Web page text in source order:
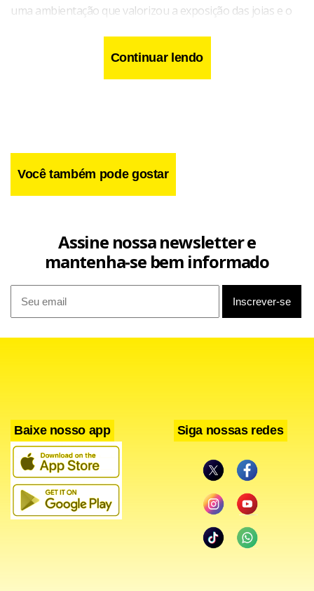
uma ambientação que valorizou a exposição das joias e o
lançamento do livro.
Continuar lendo
Você também pode gostar
Assine nossa newsletter e
mantenha-se bem informado
Baixe nosso app Siga nossas redes